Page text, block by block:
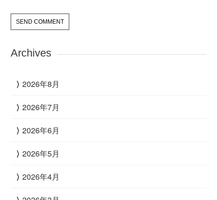
Archives
2026年8月
2026年7月
2026年6月
2026年5月
2026年4月